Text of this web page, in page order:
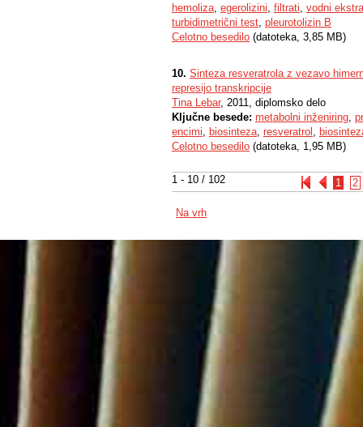
1 - 10 / 102 1 2
hemoliza, egerolizini, filtrati, vodni
turbidimetrični test, pleurotolizin B
Celotno besedilo (datoteka, 3,85 MB)
10. Sinteza resveratrola z vezavo
represijo transkripcije
Tina Lebar, 2011, diplomsko delo
Ključne besede: metabolni inženiring,
encimi, biosinteza, resveratrol ,
Celotno besedilo (datoteka, 1,95 MB)
Na vrh